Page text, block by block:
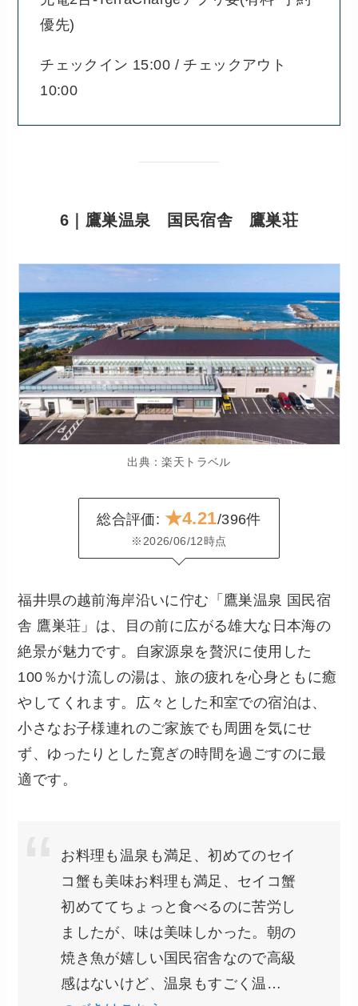
優先)
チェックイン 15:00 / チェックアウト
10:00
6｜鷹巣温泉 国民宿舎 鷹巣荘
出典：楽天トラベル
総合評価: ★4.21/396件
※2026/06/12時点
福井県の越前海岸沿いに佇む「鷹巣温泉 国民宿
舎 鷹巣荘」は、目の前に広がる雄大な日本海の
絶景が魅力です。自家源泉を贅沢に使用した
100％かけ流しの湯は、旅の疲れを心身ともに癒
やしてくれます。広々とした和室での宿泊は、
小さなお子様連れのご家族でも周囲を気にせ
ず、ゆったりとした寛ぎの時間を過ごすのに最
適です。
お料理も温泉も満足、初めてのセイ
コ蟹も美味お料理も満足、セイコ蟹
初めててちょっと食べるのに苦労し
ましたが、味は美味しかった。朝の
焼き魚が嬉しい国民宿舎なので高級
感はないけど、温泉もすごく温…